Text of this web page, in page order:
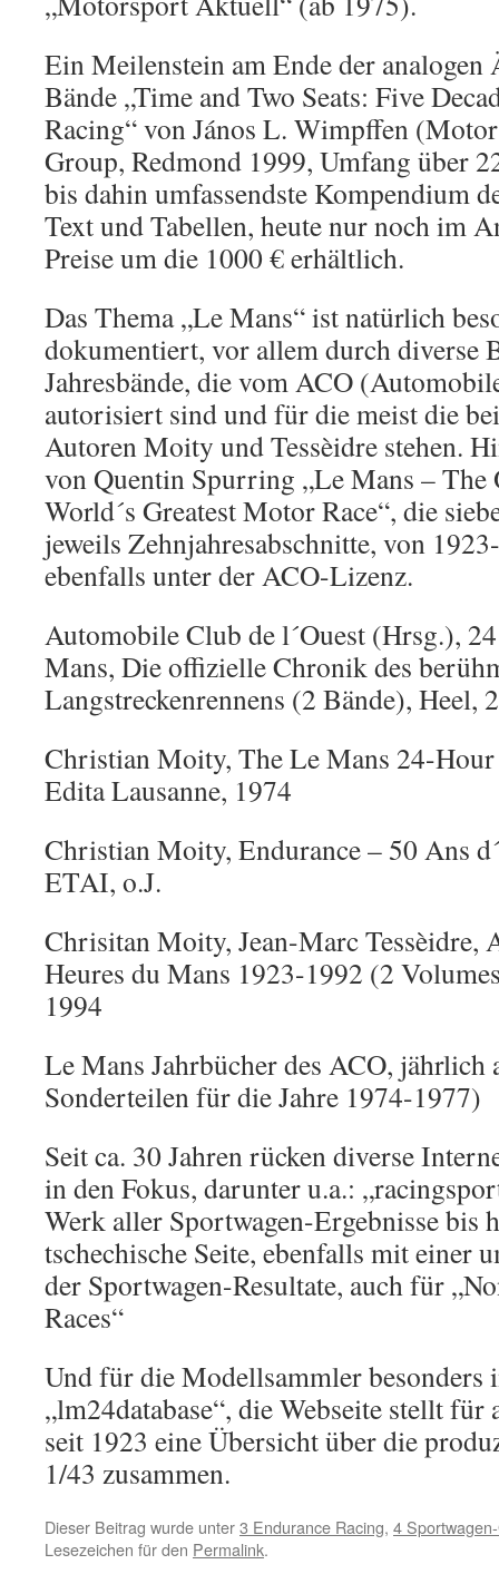
Ein Meilenstein am Ende der analogen
Bände „Time and Two Seats: Five
Racing“ von János L. Wimpffen
Group, Redmond 1999, Umfang über
bis dahin umfassendste Kompendium
Text und Tabellen, heute nur noch im
Preise um die 1000 € erhältlich.
Das Thema „Le Mans“ ist natürlich
dokumentiert, vor allem durch diverse
Jahresbände, die vom ACO
autorisiert sind und für die meist die
Autoren Moity und Tessèidre stehen.
von Quentin Spurring „Le Mans –
World´s Greatest Motor Race“, die
jeweils Zehnjahresabschnitte, von
ebenfalls unter der ACO-Lizenz.
Automobile Club de l´Ouest (Hrsg.),
Mans, Die offizielle Chronik des
Langstreckenrennens (2 Bände), Heel,
Christian Moity, The Le Mans 24-
Edita Lausanne, 1974
Christian Moity, Endurance – 50 Ans
ETAI, o.J.
Chrisitan Moity, Jean-Marc Tessèidre,
Heures du Mans 1923-1992 (2
1994
Le Mans Jahrbücher des ACO,
Sonderteilen für die Jahre 1974-1977)
Seit ca. 30 Jahren rücken diverse
in den Fokus, darunter u.a.:
Werk aller Sportwagen-Ergebnisse
tschechische Seite, ebenfalls mit einer
der Sportwagen-Resultate, auch für
Races“
Und für die Modellsammler besonders
„lm24database“, die Webseite stellt
seit 1923 eine Übersicht über die
1/43 zusammen.
Dieser Beitrag wurde unter3 Endurance Racing, 4
Lesezeichen für den Permalink.